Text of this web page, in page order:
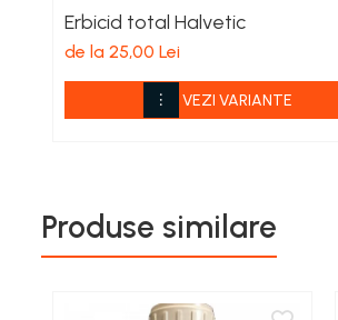
Racorduri si Furtunuri Gaz
Electrice
Echipamente iluminare
Gratare
Erbicid total Halvetic
de la 25,00 Lei
VEZI VARIANTE
Produse similare